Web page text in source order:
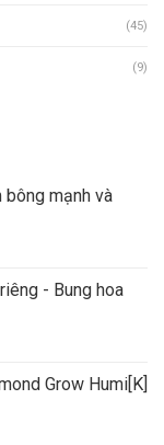
(45)
(9)
mạnh và
- Bung hoa
Grow Humi[K]